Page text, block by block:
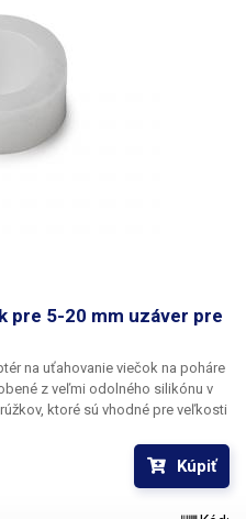
TYP1
pre 5-20 mm uzáver pre
na uťahovanie viečok na poháre
z veľmi odolného silikónu v
ktoré sú vhodné pre veľkosti
Kúpiť